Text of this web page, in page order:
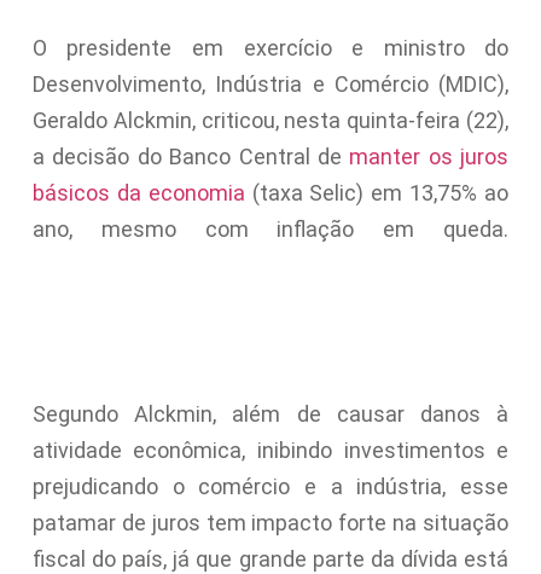
O presidente em exercício e ministro do
Desenvolvimento, Indústria e Comércio (MDIC),
Geraldo Alckmin, criticou, nesta quinta-feira (22),
a decisão do Banco Central de manter os juros
básicos da economia (taxa Selic) em 13,75% ao
ano, mesmo com inflação em queda.
Segundo Alckmin, além de causar danos à
atividade econômica, inibindo investimentos e
prejudicando o comércio e a indústria, esse
patamar de juros tem impacto forte na situação
fiscal do país, já que grande parte da dívida está